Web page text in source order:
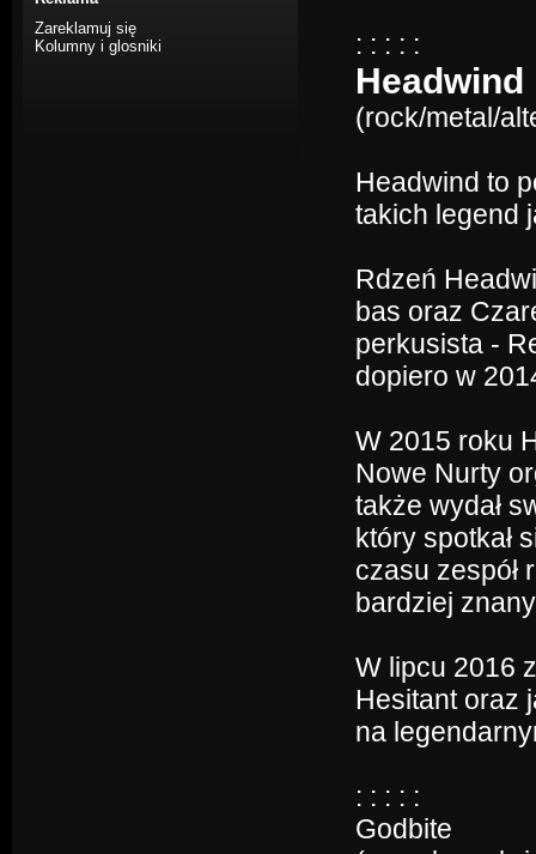
Zareklamuj się
Kolumny i glosniki
: : : : :
Headwind
(rock/metal/
Headwind to
takich legend
Rdzeń
bas oraz
perkusista -
dopiero w
W 2015 roku
Nowe Nurty
także wydał
który spotkał
czasu zespół
bardziej
W lipcu 2016
Hesitant oraz
na
: : : : :
Godbite